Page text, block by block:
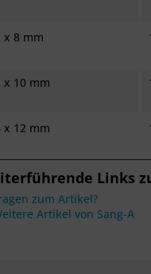
x 8 mm
x 10 mm
x 12 mm
Links
zum Artikel?
Artikel von Sang-A